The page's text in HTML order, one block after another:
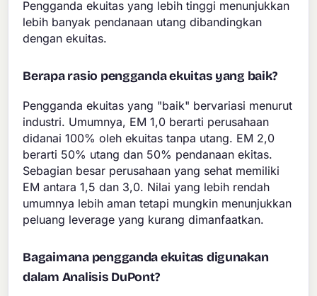
Pengganda ekuitas yang lebih tinggi menunjukkan
lebih banyak pendanaan utang dibandingkan
dengan ekuitas.
Berapa rasio pengganda ekuitas yang baik?
Pengganda ekuitas yang "baik" bervariasi menurut
industri. Umumnya, EM 1,0 berarti perusahaan
didanai 100% oleh ekuitas tanpa utang. EM 2,0
berarti 50% utang dan 50% pendanaan ekitas.
Sebagian besar perusahaan yang sehat memiliki
EM antara 1,5 dan 3,0. Nilai yang lebih rendah
umumnya lebih aman tetapi mungkin menunjukkan
peluang leverage yang kurang dimanfaatkan.
Bagaimana pengganda ekuitas digunakan
dalam Analisis DuPont?